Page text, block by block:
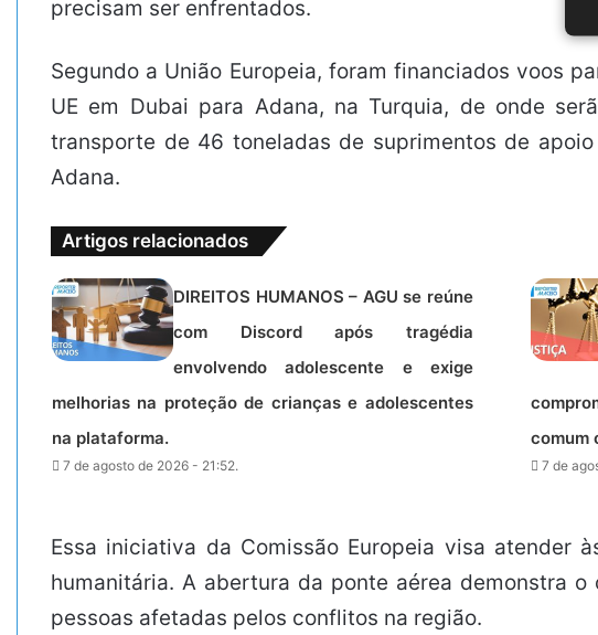
precisam ser enfrentados.
Segundo a União Europeia, foram financiados voos
UE em Dubai para Adana, na Turquia, de onde
transporte de 46 toneladas de suprimentos de
Adana.
Artigos relacionados
DIREITOS HUMANOS – AGU se reúne
com Discord após tragédia
envolvendo adolescente e exige
melhorias na proteção de crianças e adolescentes
na plataforma.
7 de agosto de 2026 - 21:52.
comum
7 de
Essa iniciativa da Comissão Europeia visa atender
humanitária. A abertura da ponte aérea demonstra
pessoas afetadas pelos conflitos na região.